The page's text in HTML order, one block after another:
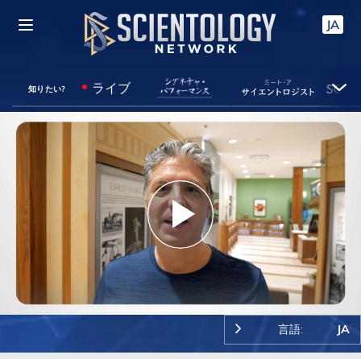
JA
知りたい? ライブ
Play
Video
言語: JA